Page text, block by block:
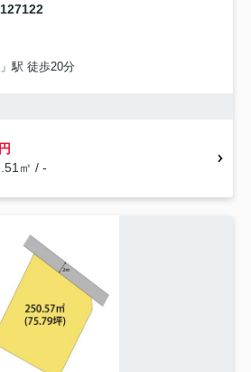
駅 徒歩20分
㎡ / -